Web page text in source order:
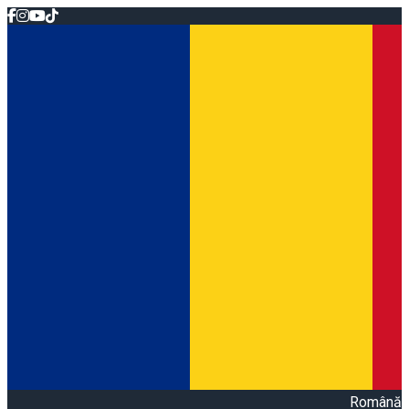
Română